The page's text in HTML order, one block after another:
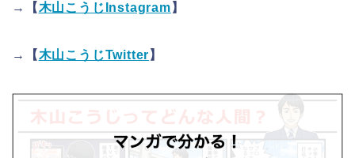
→【木山こうじInstagram 】
→【木山こうじTwitter 】